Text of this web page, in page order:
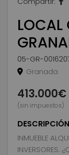
LOCAL
05-GR-
Granada
413.000€
(sin impuestos)
DESCRIPCIÓN
INMUEBLE